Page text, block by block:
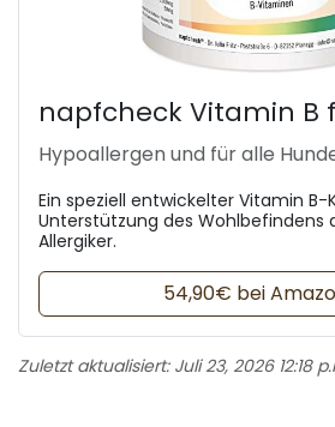
napfcheck Vitamin B
Hypoallergen und für alle
Ein speziell entwickelter Vitamin B-
Unterstützung des Wohlbefindens
Allergiker.
54,90€ bei
Zuletzt aktualisiert: Juli 23, 2026 12:18